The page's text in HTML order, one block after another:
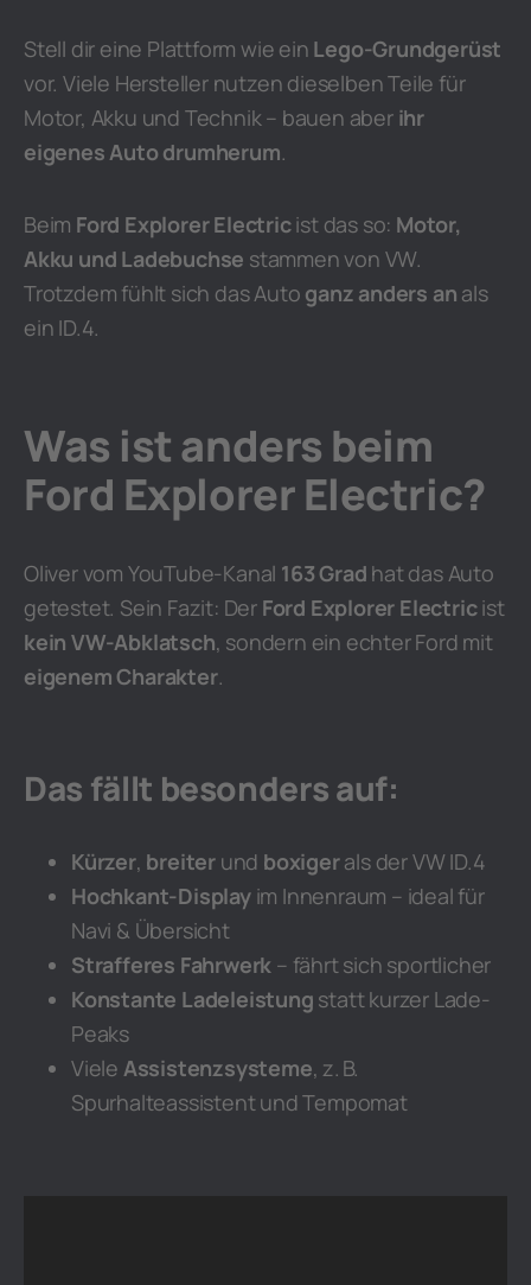
Stell dir eine Plattform wie ein Lego-Grundgerüst
vor. Viele Hersteller nutzen dieselben Teile für
Motor, Akku und Technik – bauen aber ihr
eigenes Auto drumherum.
Beim Ford Explorer Electricist das so: Motor,
Akku und Ladebuchse stammen von VW.
Trotzdem fühlt sich das Auto ganz anders an als
ein ID.4.
Was ist anders beim
Ford Explorer Electric?
Oliver vom YouTube-Kanal 163 Grad hat das Auto
getestet. Sein Fazit: Der Ford Explorer Electricist
kein VW-Abklatsch, sondern ein echter Ford mit
eigenem Charakter.
Das fällt besonders auf:
Kürzer, breiter und boxigerals der VW ID.4
Hochkant-Displayim Innenraum – ideal für
Navi & Übersicht
Strafferes Fahrwerk – fährt sich sportlicher
Konstante Ladeleistung statt kurzer Lade-
Peaks
Viele Assistenzsysteme, z. B.
Spurhalteassistent und Tempomat